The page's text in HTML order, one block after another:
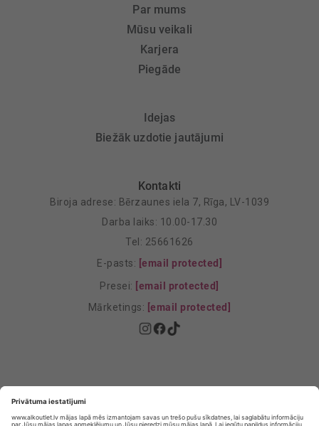
Par mums
Mūsu veikali
Karjera
Piegāde
Idejas
Biežāk uzdotie jautājumi
Kontakti
Biroja adrese: Bērzaunes iela 7, Rīga, LV-1039
Darba laiks: 10.00-17.30
Tel: 25661626
E-pasts: [email protected]
Presei: [email protected]
Mārketings: [email protected]
Privātuma Iestatījumi